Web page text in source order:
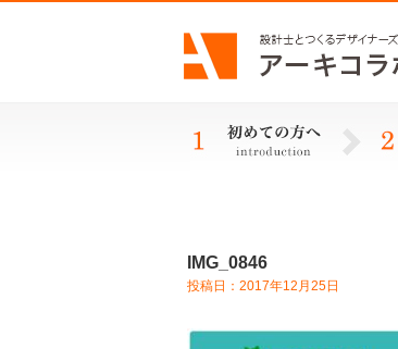
IMG_0846
投稿日：2017年12月25日